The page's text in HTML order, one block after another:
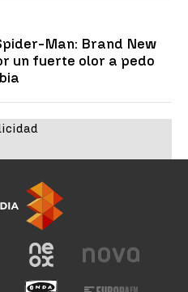
Man: Brand New
un fuerte olor a pedo